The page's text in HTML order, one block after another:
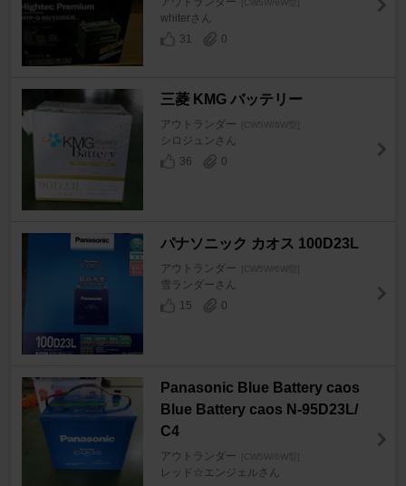
whiterさん
31
0
三菱 KMG バッテリー
アウトランダー [CW5W/6W型]
シロジュンさん
36
0
パナソニック カオス 100D23L
アウトランダー [CW5W/6W型]
雪ランダーさん
15
0
Panasonic Blue Battery caos
Blue Battery caos N-95D23L/
C4
アウトランダー [CW5W/6W型]
レッド☆エンジェルさん